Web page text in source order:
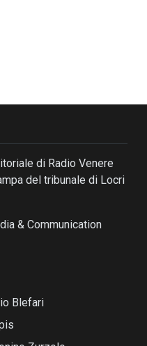
di Radio Venere
del tribunale di Locri
& Communication
Blefari